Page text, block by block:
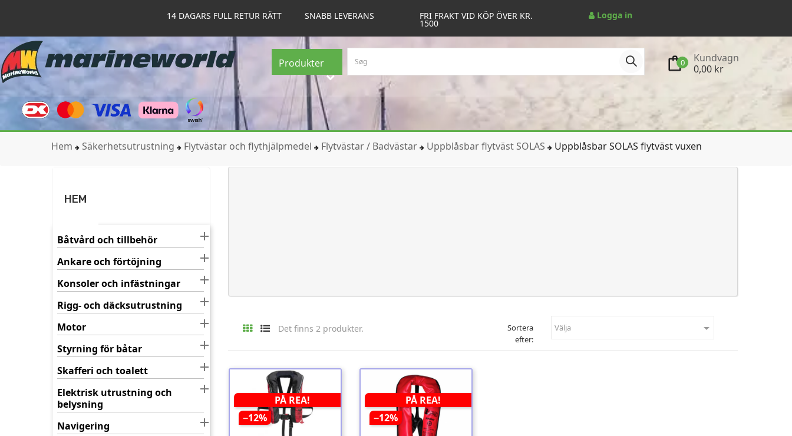
14 DAGARS FULL RETUR RÄTT SNABB LEVERANS FRI FRAKT VID KÖP ÖVER KR.
1500
Logga in
Produkter 0
Kundvagn
0,00 kr
Hem Säkerhetsutrustning Flytvästar och flythjälpmedel Flytvästar / Badvästar Uppblåsbar flytväst SOLAS Uppblåsbar SOLAS flytväst vuxen
HEM
Båtvård och tillbehör 
Ankare och förtöjning 
Konsoler och infästningar 
Rigg- och däcksutrustning 
Motor 
Styrning för båtar 
Skafferi och toalett 
Elektrisk utrustning och
belysning

Navigering 
Det finns 2 produkter.
Sortera
efter:
Välja 
PÅ REA!
−12%
PÅ REA!
−12%